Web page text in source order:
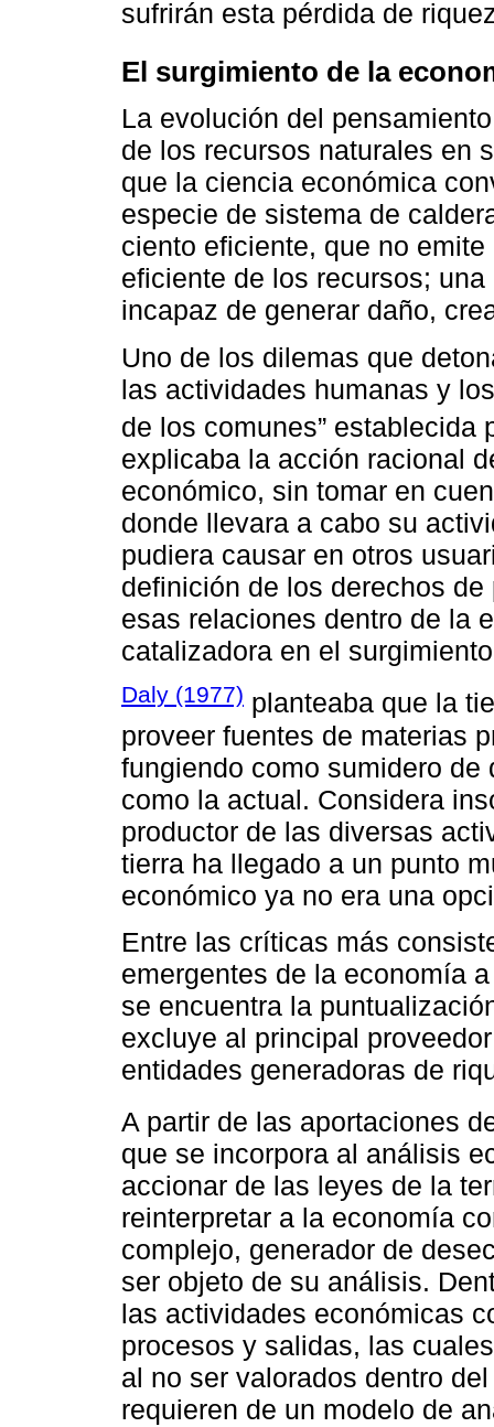
sufrirán esta pérdida de
El surgimiento de la
La evolución del
de los recursos naturales en
que la ciencia económica
especie de sistema de
ciento eficiente, que no
eficiente de los recursos;
incapaz de generar daño,
Uno de los dilemas que
las actividades humanas y
de los comunes” establecida
explicaba la acción racional
económico, sin tomar en
donde llevara a cabo su
pudiera causar en otros
definición de los derechos
esas relaciones dentro de la
catalizadora en el
Daly (1977) planteaba que la
proveer fuentes de materias
fungiendo como sumidero
como la actual. Considera
productor de las diversas
tierra ha llegado a un punto
económico ya no era una
Entre las críticas más
emergentes de la economía
se encuentra la
excluye al principal
entidades generadoras de
A partir de las aportaciones
que se incorpora al análisis
accionar de las leyes de la
reinterpretar a la economía
complejo, generador de
ser objeto de su análisis.
las actividades económicas
procesos y salidas, las
al no ser valorados dentro
requieren de un modelo de